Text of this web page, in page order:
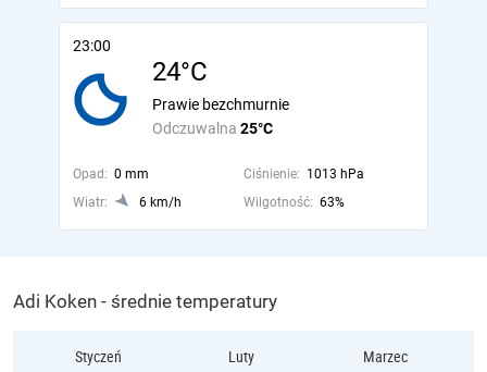
23:00
24°C
Odczuwalna 25°C
Prawie bezchmurnie
Opad: 0 mm Ciśnienie: 1013 hPa
Wiatr:
6 km/h Wilgotność: 63%
Adi Koken - średnie temperatury
Styczeń Luty Marzec